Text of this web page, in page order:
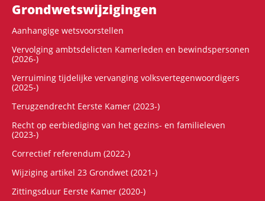
Grondwets­wijzigingen
Aanhangige wetsvoorstellen
Vervolging ambtsdelicten Kamerleden en bewindspersonen
(2026-)
Verruiming tijdelijke vervanging volksvertegenwoordigers
(2025-)
Terugzendrecht Eerste Kamer (2023-)
Recht op eerbiediging van het gezins- en familieleven
(2023-)
Correctief referendum (2022-)
Wijziging artikel 23 Grondwet (2021-)
Zittingsduur Eerste Kamer (2020-)